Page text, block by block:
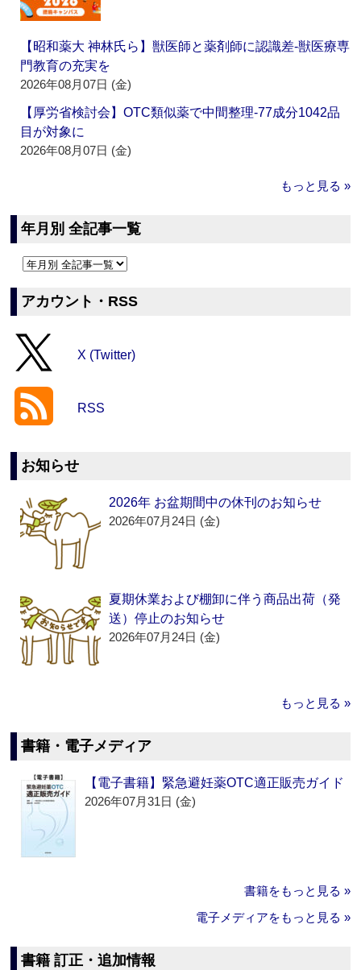
【昭和薬大 神林氏ら】獣医師と薬剤師に認識差‐獣医療専
門教育の充実を
2026年08月07日 (金)
【厚労省検討会】OTC類似薬で中間整理‐77成分1042品
目が対象に
2026年08月07日 (金)
もっと見る »
年月別 全記事一覧
アカウント・RSS
X (Twitter)
RSS
お知らせ
2026年 お盆期間中の休刊のお知らせ
2026年07月24日 (金)
夏期休業および棚卸に伴う商品出荷（発
送）停止のお知らせ
2026年07月24日 (金)
もっと見る »
書籍・電子メディア
【電子書籍】緊急避妊薬OTC適正販売ガイド
2026年07月31日 (金)
書籍をもっと見る »
電子メディアをもっと見る »
書籍 訂正・追加情報